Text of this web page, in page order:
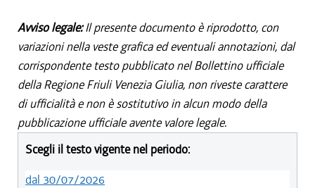
Avviso legale:Il presente documento è riprodotto, con
variazioni nella veste grafica ed eventuali annotazioni, dal
corrispondente testo pubblicato nel Bollettino ufficiale
della Regione Friuli Venezia Giulia, non riveste carattere
di ufficialità e non è sostitutivo in alcun modo della
pubblicazione ufficiale avente valore legale.
Scegli il testo vigente nel periodo:
dal 30/07/2026